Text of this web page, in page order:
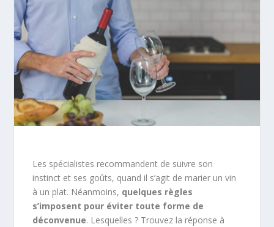
Les spécialistes recommandent de suivre son
instinct et ses goûts, quand il s’agit de marier un vin
à un plat. Néanmoins, quelques règles
s’imposent pour éviter toute forme de
déconvenue. Lesquelles ? Trouvez la réponse à